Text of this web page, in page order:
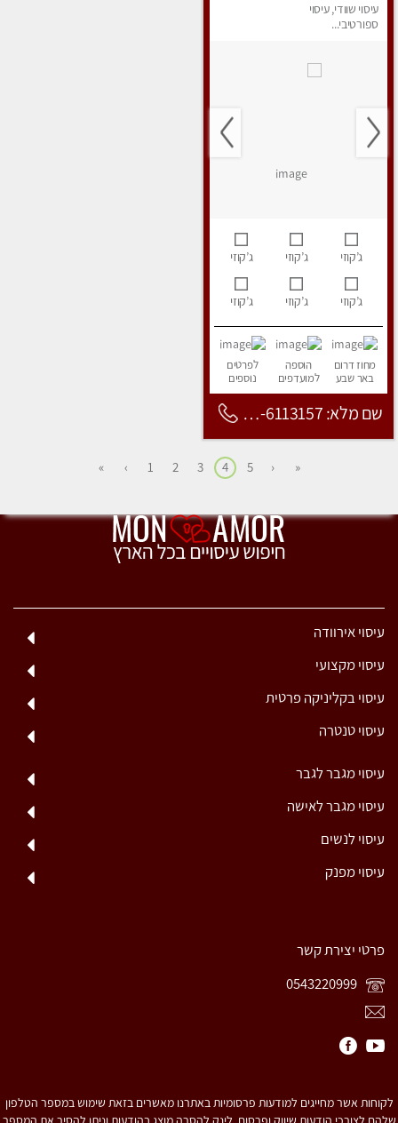
עיסוי שוודי, עיסוי
ספורטיבי...
ג’קוזי ג’קוזי ג’קוזי
ג’קוזי ג’קוזי ג’קוזי
מחוז דרום
באר שבע
הוספה
למועדפים
לפרטים
נוספים
שם מלא: 053-6113157
«
‹
5
4
3
2
1
›
»
עיסוי אירוודה
עיסוי מקצועי
עיסוי בקליניקה פרטית
עיסוי טנטרה
עיסוי מגבר לגבר
עיסוי מגבר לאישה
עיסוי לנשים
עיסוי מפנק
פרטי יצירת קשר
לקוחות אשר מחייגים למודעות פרסומיות באתרנו מאשרים בזאת שימוש במספר הטלפון